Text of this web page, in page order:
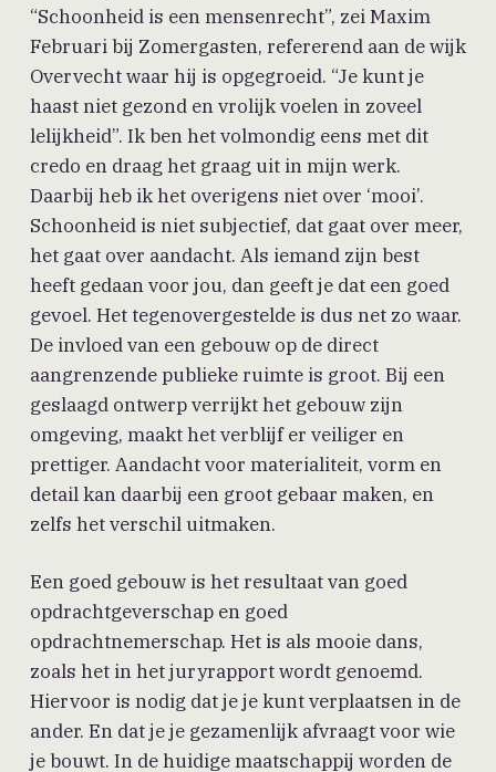
“Schoonheid is een mensenrecht”, zei Maxim
Februari bij Zomergasten, refererend aan de wijk
Overvecht waar hij is opgegroeid. “Je kunt je
haast niet gezond en vrolijk voelen in zoveel
lelijkheid”. Ik ben het volmondig eens met dit
credo en draag het graag uit in mijn werk.
Daarbij heb ik het overigens niet over ‘mooi’.
Schoonheid is niet subjectief, dat gaat over meer,
het gaat over aandacht. Als iemand zijn best
heeft gedaan voor jou, dan geeft je dat een goed
gevoel. Het tegenovergestelde is dus net zo waar.
De invloed van een gebouw op de direct
aangrenzende publieke ruimte is groot. Bij een
geslaagd ontwerp verrijkt het gebouw zijn
omgeving, maakt het verblijf er veiliger en
prettiger. Aandacht voor materialiteit, vorm en
detail kan daarbij een groot gebaar maken, en
zelfs het verschil uitmaken.
Een goed gebouw is het resultaat van goed
opdrachtgeverschap en goed
opdrachtnemerschap. Het is als mooie dans,
zoals het in het juryrapport wordt genoemd.
Hiervoor is nodig dat je je kunt verplaatsen in de
ander. En dat je je gezamenlijk afvraagt voor wie
je bouwt. In de huidige maatschappij worden de